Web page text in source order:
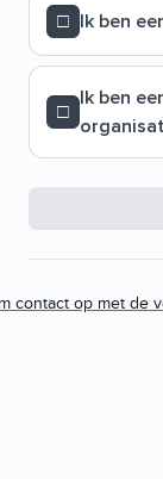
Ik ben
Ik ben